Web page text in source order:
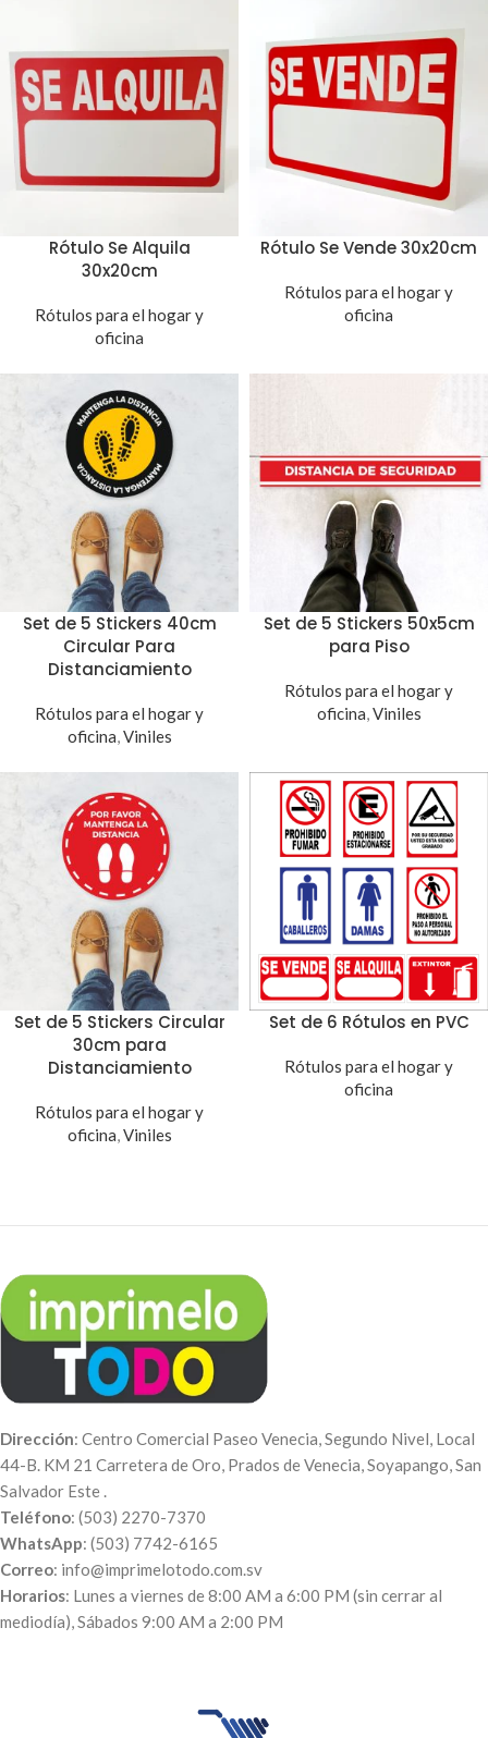
Rótulo Se Alquila
30x20cm
Rótulos para el hogar y
oficina
Rótulo Se Vende 30x20cm
Rótulos para el hogar y
oficina
Set de 5 Stickers 40cm
Circular Para
Distanciamiento
Rótulos para el hogar y
oficina,Viniles
Set de 5 Stickers 50x5cm
para Piso
Rótulos para el hogar y
oficina,Viniles
Set de 5 Stickers Circular
30cm para
Distanciamiento
Rótulos para el hogar y
oficina,Viniles
Set de 6 Rótulos en PVC
Rótulos para el hogar y
oficina
Dirección: Centro Comercial Paseo Venecia, Segundo Nivel, Local
44-B. KM 21 Carretera de Oro, Prados de Venecia, Soyapango, San
Salvador Este .
Teléfono: (503) 2270-7370
WhatsApp: (503) 7742-6165
Correo: info@imprimelotodo.com.sv
Horarios: Lunes a viernes de 8:00 AM a 6:00 PM (sin cerrar al
mediodía), Sábados 9:00 AM a 2:00 PM